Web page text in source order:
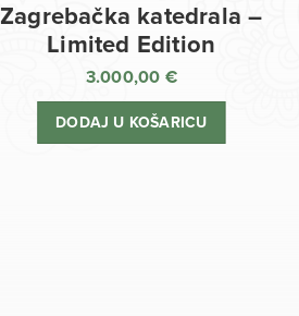
Zagrebačka katedrala –
Limited Edition
3.000,00 €
DODAJ U KOŠARICU